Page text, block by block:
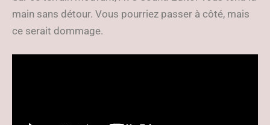
main sans détour. Vous pourriez passer à côté, mais
ce serait dommage.